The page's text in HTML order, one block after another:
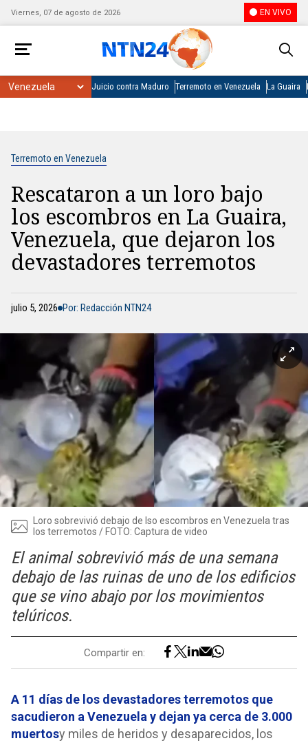
Viernes, 07 de agosto de 2026 EN VIVO
Juicio contra Maduro Terremoto en Venezuela La Guaira
Terremoto en Venezuela
Rescataron a un loro bajo
los escombros en La Guaira,
Venezuela, que dejaron los
devastadores terremotos
julio 5, 2026 Por: Redacción NTN24
Loro sobrevivió debajo de lso escombros en Venezuela tras
los terremotos / FOTO: Captura de video
El animal sobrevivió más de una semana
debajo de las ruinas de uno de los edificios
que se vino abajo por los movimientos
telúricos.
Compartir en:
A 11 días de los devastadores terremotos que
sacudieron a Venezuela y dejan ya cerca de 3.000
muertosy miles de heridos y desaparecidos, los